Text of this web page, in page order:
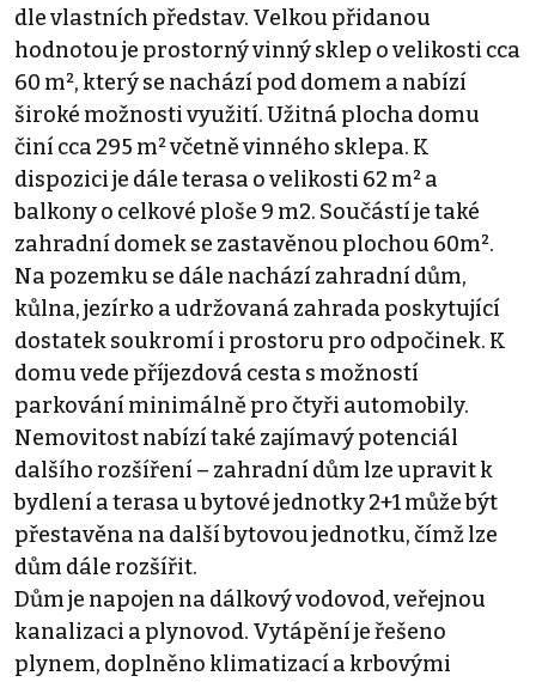
dle vlastních představ. Velkou přidanou
hodnotou je prostorný vinný sklep o velikosti cca
60 m², který se nachází pod domem a nabízí
široké možnosti využití. Užitná plocha domu
činí cca 295 m² včetně vinného sklepa. K
dispozici je dále terasa o velikosti 62 m² a
balkony o celkové ploše 9 m2. Součástí je také
zahradní domek se zastavěnou plochou 60m².
Na pozemku se dále nachází zahradní dům,
kůlna, jezírko a udržovaná zahrada poskytující
dostatek soukromí i prostoru pro odpočinek. K
domu vede příjezdová cesta s možností
parkování minimálně pro čtyři automobily.
Nemovitost nabízí také zajímavý potenciál
dalšího rozšíření – zahradní dům lze upravit k
bydlení a terasa u bytové jednotky 2+1 může být
přestavěna na další bytovou jednotku, čímž lze
dům dále rozšířit.
Dům je napojen na dálkový vodovod, veřejnou
kanalizaci a plynovod. Vytápění je řešeno
plynem, doplněno klimatizací a krbovými